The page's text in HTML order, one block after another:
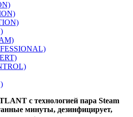
с технологией пара Steam
минуты, дезинфицирует,